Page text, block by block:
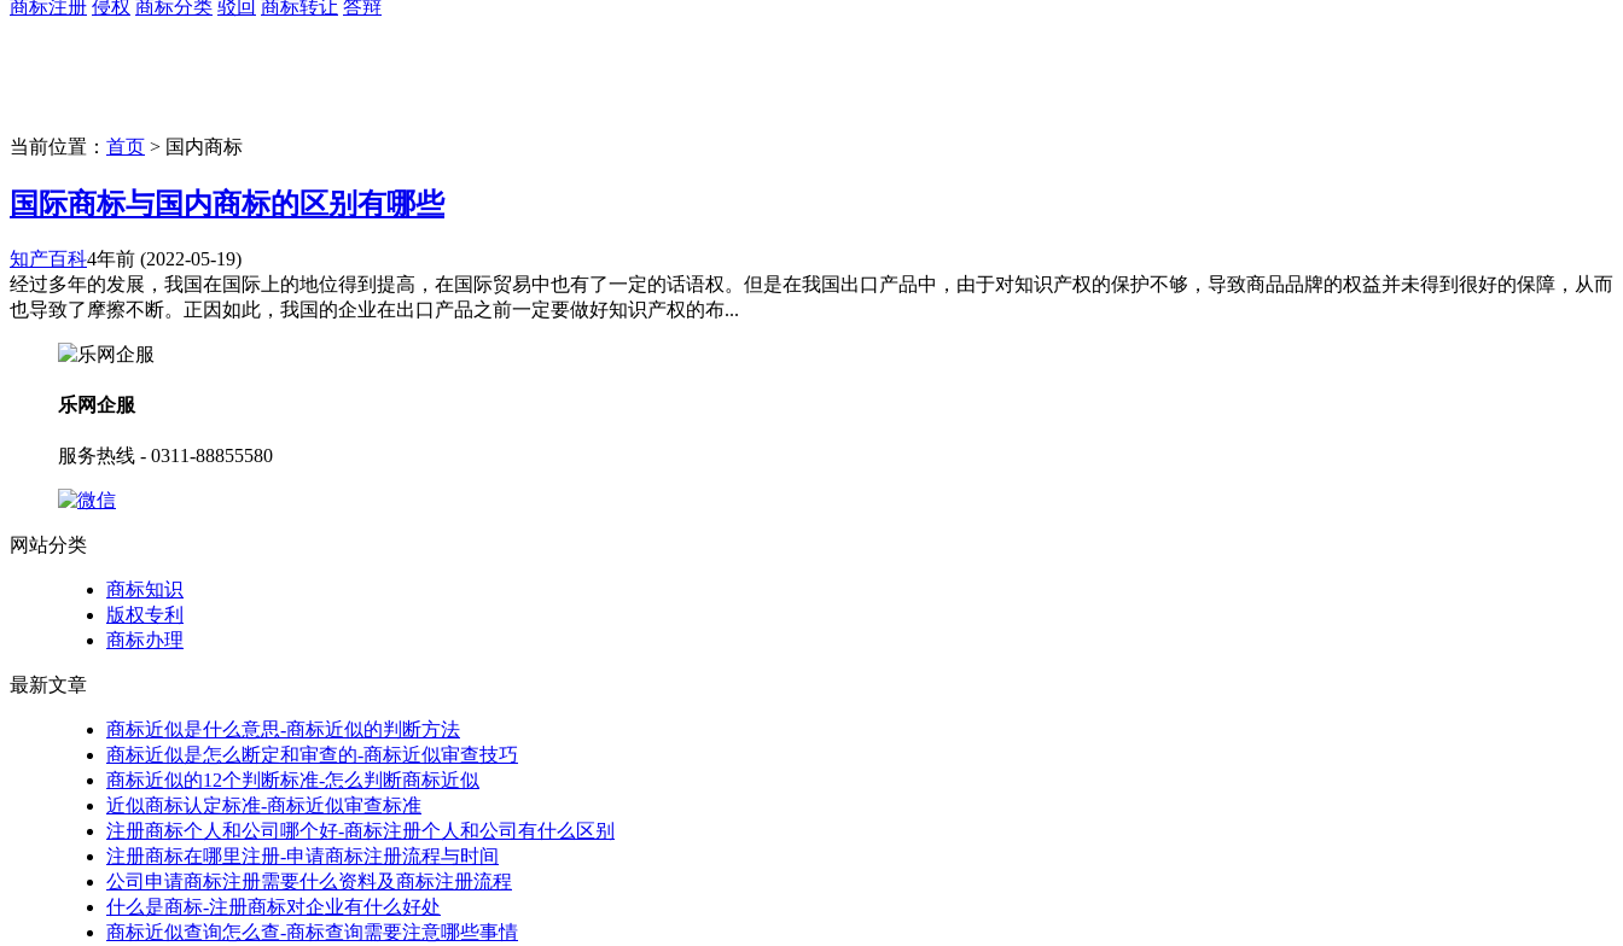
商标注册 侵权 商标分类 驳回 商标转让 答辩
当前位置： 首页 > 国内商标
国际商标与国内商标的区别有哪些
知产百科4年前 (2022-05-19)
经过多年的发展，我国在国际上的地位得到提高，在国际贸易中也有了一定的话语权。但是在我国出口产品中，由于对知识产权的保护不够，导致商品品牌的权益并未得到很好的保障，从而
也导致了摩擦不断。正因如此，我国的企业在出口产品之前一定要做好知识产权的布...
乐网企服
服务热线 - 0311-88855580
网站分类
商标知识
版权专利
商标办理
最新文章
商标近似是什么意思-商标近似的判断方法
商标近似是怎么断定和审查的-商标近似审查技巧
商标近似的12个判断标准-怎么判断商标近似
近似商标认定标准-商标近似审查标准
注册商标个人和公司哪个好-商标注册个人和公司有什么区别
注册商标在哪里注册-申请商标注册流程与时间
公司申请商标注册需要什么资料及商标注册流程
什么是商标-注册商标对企业有什么好处
商标近似查询怎么查-商标查询需要注意哪些事情